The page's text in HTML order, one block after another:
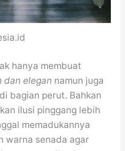
hanya membuat
dan elegan namun juga
bagian perut. Bahkan
ilusi pinggang lebih
memadukannya
warna senada agar